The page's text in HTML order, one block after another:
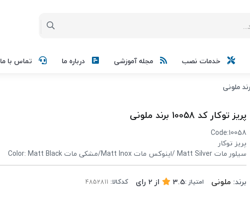
خدمات نصب مجله آموزشی درباره ما تماس با ما
پریز توکار کد 10058 برند ملونی
Code:10058
پریز توکار
سیلور مات Matt Silver /اینوکس مات Matt Inox/مشکی مات Color: Matt Black
برند: ملونی امتیاز :3.5 از 2 رای کدکالا: